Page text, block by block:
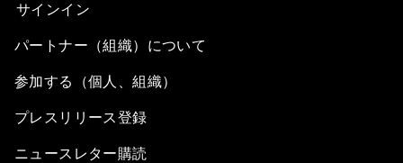
サインイン
パートナー（組織）について
参加する（個人、組織）
プレスリリース登録
ニュースレター購読